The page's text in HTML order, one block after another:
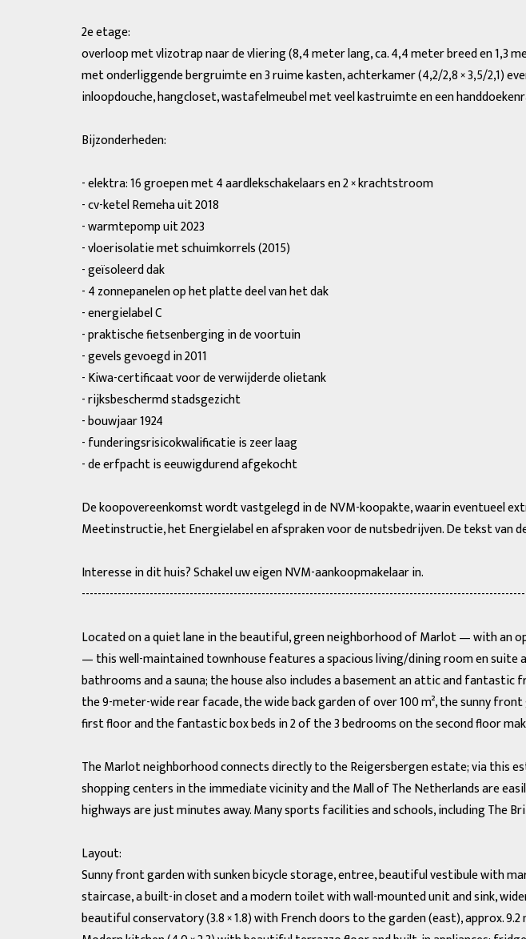
2e etage:
overloop met vlizotrap naar de vliering (8,4 meter lang, ca. 4,4 meter breed en 1,3
met onderliggende bergruimte en 3 ruime kasten, achterkamer (4,2/2,8 × 3,5/2,1)
inloopdouche, hangcloset, wastafelmeubel met veel kastruimte en een
Bijzonderheden:
- elektra: 16 groepen met 4 aardlekschakelaars en 2 × krachtstroom
- cv-ketel Remeha uit 2018
- warmtepomp uit 2023
- vloerisolatie met schuimkorrels (2015)
- geïsoleerd dak
- 4 zonnepanelen op het platte deel van het dak
- energielabel C
- praktische fietsenberging in de voortuin
- gevels gevoegd in 2011
- Kiwa-certificaat voor de verwijderde olietank
- rijksbeschermd stadsgezicht
- bouwjaar 1924
- funderingsrisicokwalificatie is zeer laag
- de erfpacht is eeuwigdurend afgekocht
De koopovereenkomst wordt vastgelegd in de NVM-koopakte, waarin eventueel
Meetinstructie, het Energielabel en afspraken voor de nutsbedrijven. De tekst van
Interesse in dit huis? Schakel uw eigen NVM-aankoopmakelaar in.
Located on a quiet lane in the beautiful, green neighborhood of Marlot — with an
— this well-maintained townhouse features a spacious living/dining room en suite
bathrooms and a sauna; the house also includes a basement an attic and
the 9-meter-wide rear facade, the wide back garden of over 100 m², the sunny
first floor and the fantastic box beds in 2 of the 3 bedrooms on the second floor
The Marlot neighborhood connects directly to the Reigersbergen estate; via this
shopping centers in the immediate vicinity and the Mall of The Netherlands are
highways are just minutes away. Many sports facilities and schools, including The
Layout:
Sunny front garden with sunken bicycle storage, entree, beautiful vestibule with
staircase, a built-in closet and a modern toilet with wall-mounted unit and sink,
beautiful conservatory (3.8 × 1.8) with French doors to the garden (east), approx.